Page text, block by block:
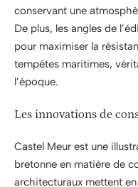
conservant une
De plus, les angles de
pour maximiser la
tempêtes maritimes,
l’époque.
Les innovations de
Castel Meur est une
bretonne en matière de
architecturaux mettent